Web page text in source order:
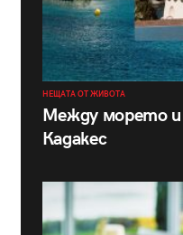
НЕЩАТА ОТ ЖИВОТА
Между морето и
Кадакес